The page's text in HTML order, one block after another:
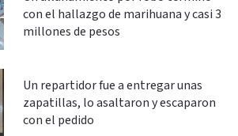
con el hallazgo de marihuana y casi 3
millones de pesos
Un repartidor fue a entregar unas
zapatillas, lo asaltaron y escaparon
con el pedido